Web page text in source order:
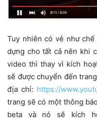
Tuy nhiên có vẻ như
dựng cho tất cả nên khi
video thì thay vì kích
sẽ được chuyển đến
địa chỉ: https://
trang sẽ có một thông
beta và nó sẽ kích